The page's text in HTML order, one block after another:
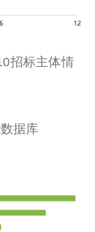
招标主体情
据库